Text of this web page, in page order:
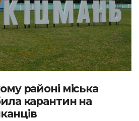
районі міська
карантин на